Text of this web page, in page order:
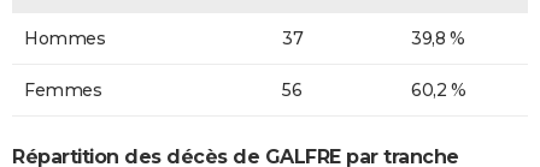
Hommes 37 39,8 %
Femmes 56 60,2 %
Répartition des décès de GALFRE par tranche